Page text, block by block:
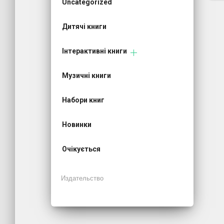
Uncategorized
Дитячі книги
Інтерактивні книги
Музичні книги
Набори книг
Новинки
Очікується